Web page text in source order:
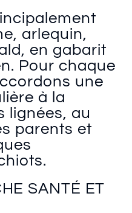
arlequin,
en gabarit
Pour chaque
une
à la
lignées, au
parents et
SANTÉ ET